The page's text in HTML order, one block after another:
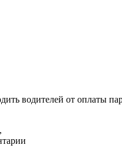
водителей от оплаты
,